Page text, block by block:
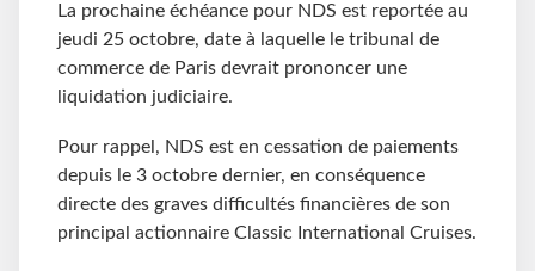
La prochaine échéance pour NDS est reportée au
jeudi 25 octobre, date à laquelle le tribunal de
commerce de Paris devrait prononcer une
liquidation judiciaire.
Pour rappel, NDS est en cessation de paiements
depuis le 3 octobre dernier, en conséquence
directe des graves difficultés financières de son
principal actionnaire Classic International Cruises.